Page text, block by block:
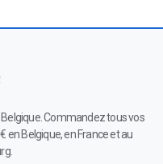
Commandez tous vos
en Belgique, en France et au